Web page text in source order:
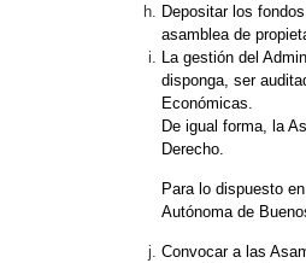
Depositar los
asamblea de
La gestión del
disponga, ser
Económicas.
De igual forma, la
Derecho.
Para lo dispuesto
Autónoma de
Convocar a las